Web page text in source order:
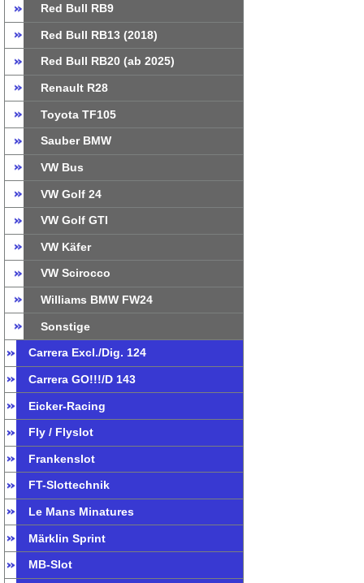
Red Bull RB9
Red Bull RB13 (2018)
Red Bull RB20 (ab 2025)
Renault R28
Toyota TF105
Sauber BMW
VW Bus
VW Golf 24
VW Golf GTI
VW Käfer
VW Scirocco
Williams BMW FW24
Sonstige
Carrera Excl./Dig. 124
Carrera GO!!!/D 143
Eicker-Racing
Fly / Flyslot
Frankenslot
FT-Slottechnik
Le Mans Minatures
Märklin Sprint
MB-Slot